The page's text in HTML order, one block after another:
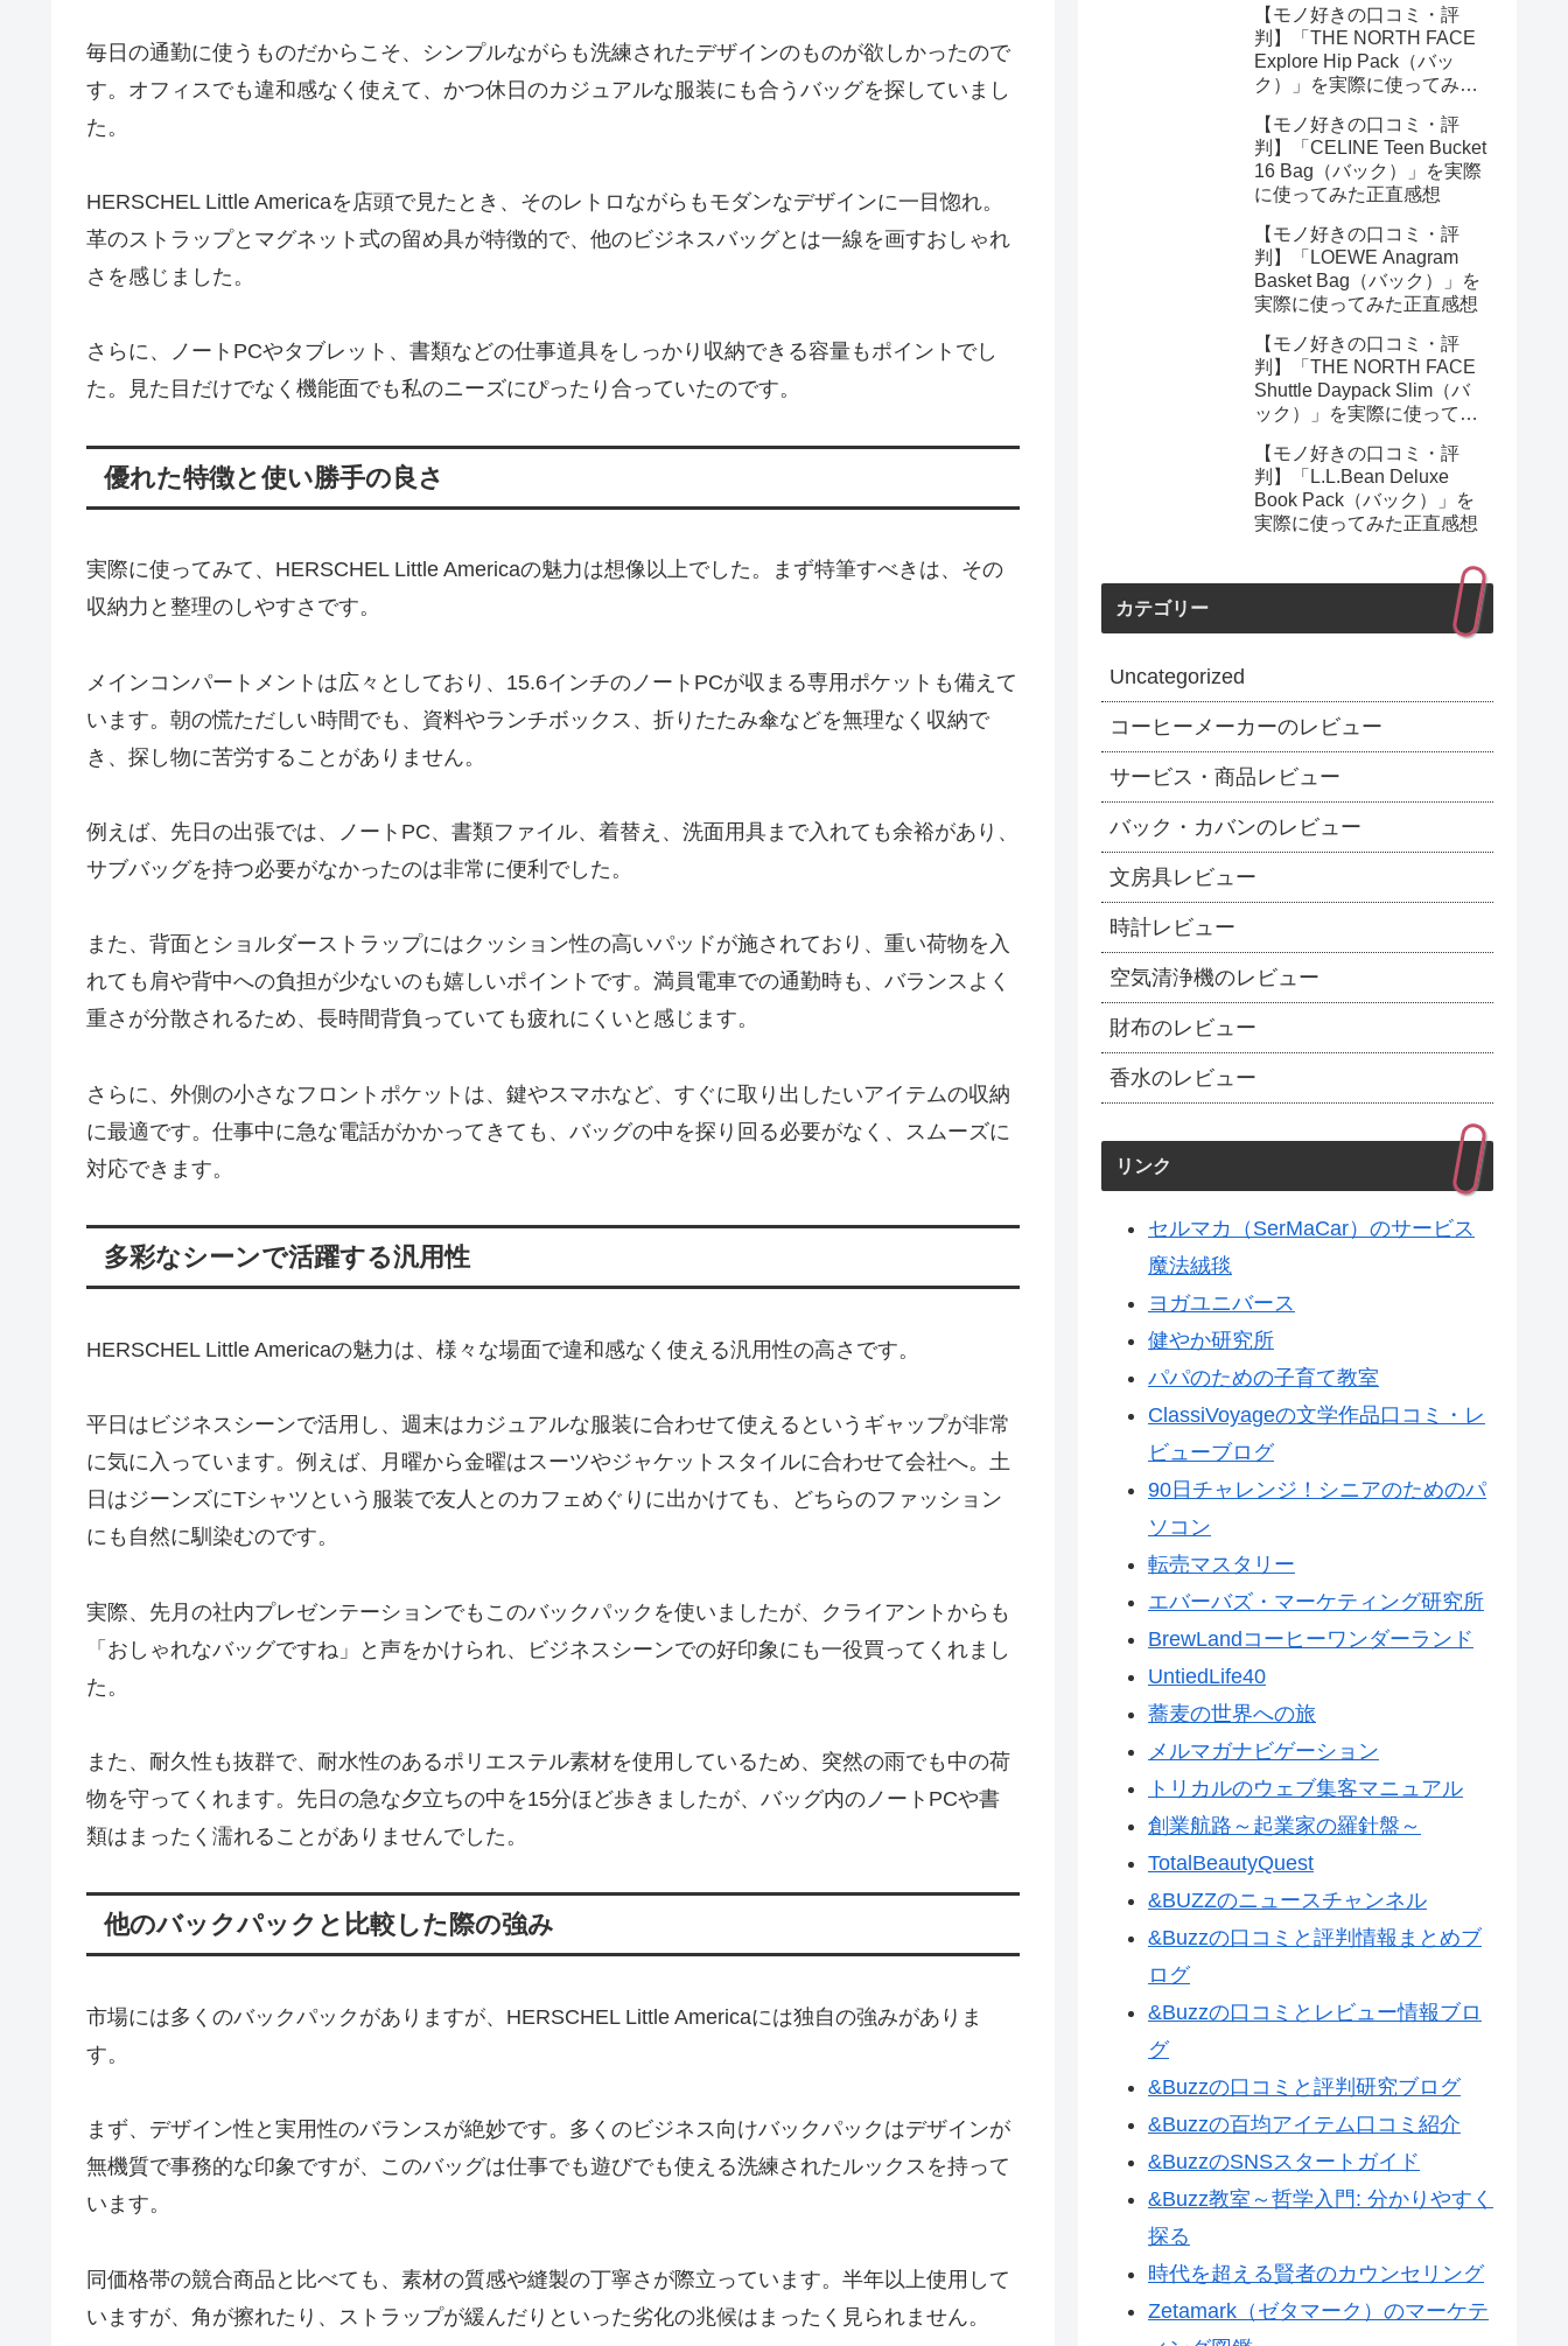
毎日の通勤に使うものだからこそ、シンプルながらも洗練されたデザインのものが欲しかったので
す。オフィスでも違和感なく使えて、かつ休日のカジュアルな服装にも合うバッグを探していまし
た。
HERSCHEL Little Americaを店頭で見たとき、そのレトロながらもモダンなデザインに一目惚れ。
革のストラップとマグネット式の留め具が特徴的で、他のビジネスバッグとは一線を画すおしゃれ
さを感じました。
さらに、ノートPCやタブレット、書類などの仕事道具をしっかり収納できる容量もポイントでし
た。見た目だけでなく機能面でも私のニーズにぴったり合っていたのです。
優れた特徴と使い勝手の良さ
実際に使ってみて、HERSCHEL Little Americaの魅力は想像以上でした。まず特筆すべきは、その
収納力と整理のしやすさです。
メインコンパートメントは広々としており、15.6インチのノートPCが収まる専用ポケットも備えて
います。朝の慌ただしい時間でも、資料やランチボックス、折りたたみ傘などを無理なく収納で
き、探し物に苦労することがありません。
例えば、先日の出張では、ノートPC、書類ファイル、着替え、洗面用具まで入れても余裕があり、
サブバッグを持つ必要がなかったのは非常に便利でした。
また、背面とショルダーストラップにはクッション性の高いパッドが施されており、重い荷物を入
れても肩や背中への負担が少ないのも嬉しいポイントです。満員電車での通勤時も、バランスよく
重さが分散されるため、長時間背負っていても疲れにくいと感じます。
さらに、外側の小さなフロントポケットは、鍵やスマホなど、すぐに取り出したいアイテムの収納
に最適です。仕事中に急な電話がかかってきても、バッグの中を探り回る必要がなく、スムーズに
対応できます。
多彩なシーンで活躍する汎用性
HERSCHEL Little Americaの魅力は、様々な場面で違和感なく使える汎用性の高さです。
平日はビジネスシーンで活用し、週末はカジュアルな服装に合わせて使えるというギャップが非常
に気に入っています。例えば、月曜から金曜はスーツやジャケットスタイルに合わせて会社へ。土
日はジーンズにTシャツという服装で友人とのカフェめぐりに出かけても、どちらのファッション
にも自然に馴染むのです。
実際、先月の社内プレゼンテーションでもこのバックパックを使いましたが、クライアントからも
「おしゃれなバッグですね」と声をかけられ、ビジネスシーンでの好印象にも一役買ってくれまし
た。
また、耐久性も抜群で、耐水性のあるポリエステル素材を使用しているため、突然の雨でも中の荷
物を守ってくれます。先日の急な夕立ちの中を15分ほど歩きましたが、バッグ内のノートPCや書
類はまったく濡れることがありませんでした。
他のバックパックと比較した際の強み
市場には多くのバックパックがありますが、HERSCHEL Little Americaには独自の強みがありま
す。
まず、デザイン性と実用性のバランスが絶妙です。多くのビジネス向けバックパックはデザインが
無機質で事務的な印象ですが、このバッグは仕事でも遊びでも使える洗練されたルックスを持って
います。
同価格帯の競合商品と比べても、素材の質感や縫製の丁寧さが際立っています。半年以上使用して
いますが、角が擦れたり、ストラップが緩んだりといった劣化の兆候はまったく見られません。
が紹介します
【モノ好きの口コミ・評
判】「THE NORTH FACE
Explore Hip Pack（バッ
ク）」を実際に使ってみた
【モノ好きの口コミ・評
判】「CELINE Teen Bucket
16 Bag（バック）」を実際
に使ってみた正直感想
【モノ好きの口コミ・評
判】「LOEWE Anagram
Basket Bag（バック）」を
実際に使ってみた正直感想
【モノ好きの口コミ・評
判】「THE NORTH FACE
Shuttle Daypack Slim（バ
ック）」を実際に使ってみ
【モノ好きの口コミ・評
判】「L.L.Bean Deluxe
Book Pack（バック）」を
実際に使ってみた正直感想
カテゴリー
Uncategorized
コーヒーメーカーのレビュー
サービス・商品レビュー
バック・カバンのレビュー
文房具レビュー
時計レビュー
空気清浄機のレビュー
財布のレビュー
香水のレビュー
リンク
セルマカ（SerMaCar）のサービス
魔法絨毯
ヨガユニバース
健やか研究所
パパのための子育て教室
ClassiVoyageの文学作品口コミ・レ
ビューブログ
90日チャレンジ！シニアのためのパ
ソコン
転売マスタリー
エバーバズ・マーケティング研究所
BrewLandコーヒーワンダーランド
UntiedLife40
蕎麦の世界への旅
メルマガナビゲーション
トリカルのウェブ集客マニュアル
創業航路～起業家の羅針盤～
TotalBeautyQuest
&BUZZのニュースチャンネル
&Buzzの口コミと評判情報まとめブ
ログ
&Buzzの口コミとレビュー情報ブロ
グ
&Buzzの口コミと評判研究ブログ
&Buzzの百均アイテム口コミ紹介
&BuzzのSNSスタートガイド
&Buzz教室～哲学入門: 分かりやすく
探る
時代を超える賢者のカウンセリング
Zetamark（ゼタマーク）のマーケテ